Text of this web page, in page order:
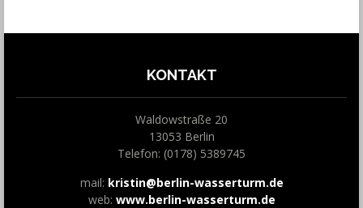
KONTAKT
Waldowstraße 20
13053 Berlin
Telefon: (0178) 5389745
mail: kristin@berlin-wasserturm.de
web: www.berlin-wasserturm.de